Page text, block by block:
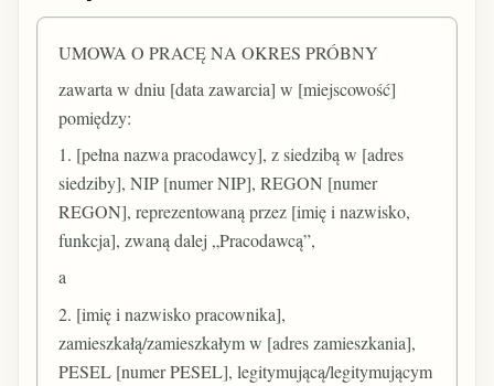
UMOWA O PRACĘ NA OKRES PRÓBNY
zawarta w dniu [data zawarcia] w [miejscowość]
pomiędzy:
1. [pełna nazwa pracodawcy], z siedzibą w [adres
siedziby], NIP [numer NIP], REGON [numer
REGON], reprezentowaną przez [imię i nazwisko,
funkcja], zwaną dalej „Pracodawcą”,
a
2. [imię i nazwisko pracownika],
zamieszkałą/zamieszkałym w [adres zamieszkania],
PESEL [numer PESEL], legitymującą/legitymującym